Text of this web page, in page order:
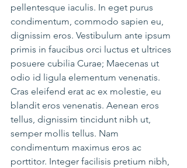
pellentesque iaculis. In eget purus
condimentum, commodo sapien eu,
dignissim eros. Vestibulum ante ipsum
primis in faucibus orci luctus et ultrices
posuere cubilia Curae; Maecenas ut
odio id ligula elementum venenatis.
Cras eleifend erat ac ex molestie, eu
blandit eros venenatis. Aenean eros
tellus, dignissim tincidunt nibh ut,
semper mollis tellus. Nam
condimentum maximus eros ac
porttitor. Integer facilisis pretium nibh,